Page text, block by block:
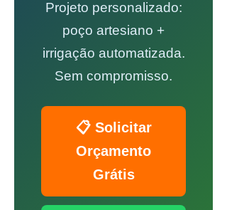
Projeto personalizado:
poço artesiano +
irrigação automatizada.
Sem compromisso.
📋 Solicitar
Orçamento
Grátis